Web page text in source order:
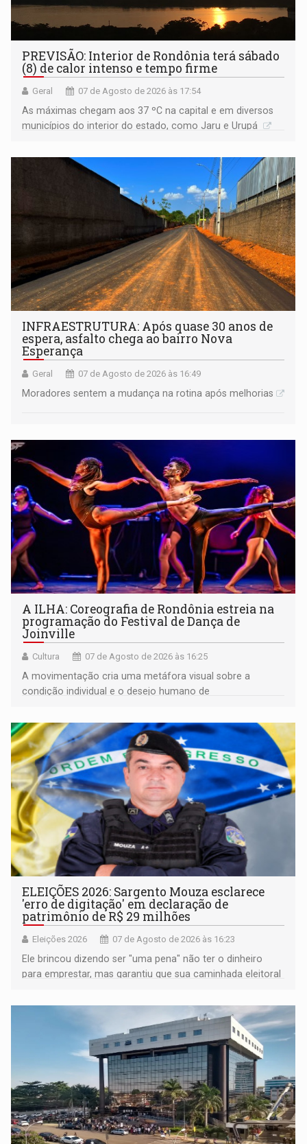
PREVISÃO: Interior de Rondônia terá sábado
(8) de calor intenso e tempo firme
Geral 07 de Agosto de 2026 às 17:54
As máximas chegam aos 37 ºC na capital e em diversos
municípios do interior do estado, como Jaru e Urupá
INFRAESTRUTURA: Após quase 30 anos de
espera, asfalto chega ao bairro Nova
Esperança
Geral 07 de Agosto de 2026 às 16:49
Moradores sentem a mudança na rotina após melhorias
A ILHA: Coreografia de Rondônia estreia na
programação do Festival de Dança de
Joinville
Cultura 07 de Agosto de 2026 às 16:25
A movimentação cria uma metáfora visual sobre a
condição individual e o desejo humano de
ELEIÇÕES 2026: Sargento Mouza esclarece
'erro de digitação' em declaração de
patrimônio de R$ 29 milhões
Eleições 2026 07 de Agosto de 2026 às 16:23
Ele brincou dizendo ser "uma pena" não ter o dinheiro
para emprestar, mas garantiu que sua caminhada eleitoral